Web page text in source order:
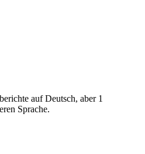
auf Deutsch, aber 1
Sprache.